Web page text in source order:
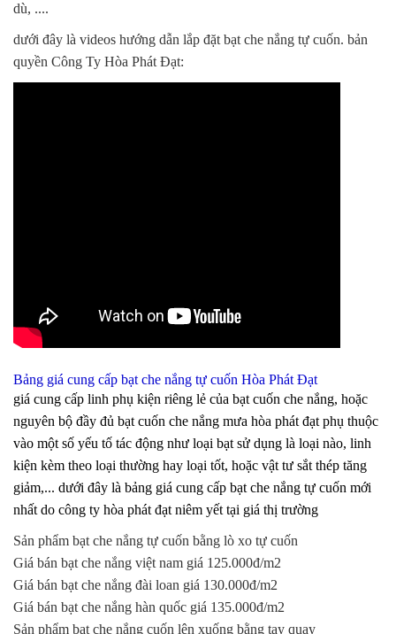
dù, ....
dưới đây là videos hướng dẫn lắp đặt bạt che nắng tự cuốn. bản
quyền Công Ty Hòa Phát Đạt:
Bảng giá cung cấp bạt che nắng tự cuốn Hòa Phát Đạt
giá cung cấp linh phụ kiện riêng lẻ của bạt cuốn che nắng, hoặc
nguyên bộ đầy đủ bạt cuốn che nắng mưa hòa phát đạt phụ thuộc
vào một số yếu tố tác động như loại bạt sử dụng là loại nào, linh
kiện kèm theo loại thường hay loại tốt, hoặc vật tư sắt thép tăng
giảm,... dưới đây là bảng giá cung cấp bạt che nắng tự cuốn mới
nhất do công ty hòa phát đạt niêm yết tại giá thị trường
Sản phẩm bạt che nắng tự cuốn bằng lò xo tự cuốn
Giá bán bạt che nắng việt nam giá 125.000đ/m2
Giá bán bạt che nắng đài loan giá 130.000đ/m2
Giá bán bạt che nắng hàn quốc giá 135.000đ/m2
Sản phẩm bạt che nắng cuốn lên xuống bằng tay quay